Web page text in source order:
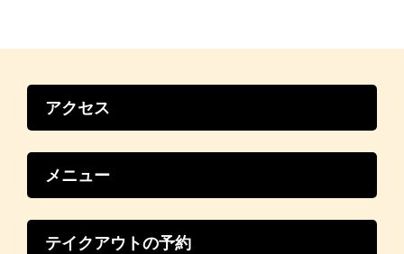
アクセス
メニュー
テイクアウトの予約